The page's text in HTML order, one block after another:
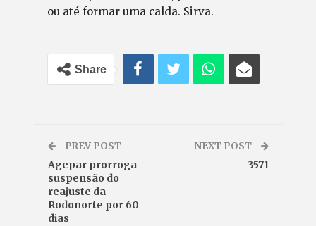
ou até formar uma calda. Sirva.
Share
PREV POST
Agepar prorroga
suspensão do
reajuste da
Rodonorte por 60
dias
NEXT POST
3571